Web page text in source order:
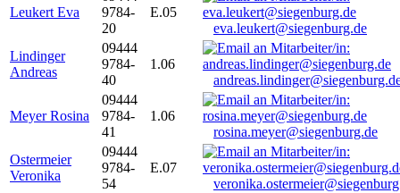
Leukert Eva
9784-
20
E.05
eva.leukert@siegenburg.de
Lindinger
Andreas
09444
9784-
40
1.06
Meyer Rosina
09444
9784-
41
1.06
rosina.meyer@siegenburg.de
Ostermeier
Veronika
09444
9784-
54
E.07